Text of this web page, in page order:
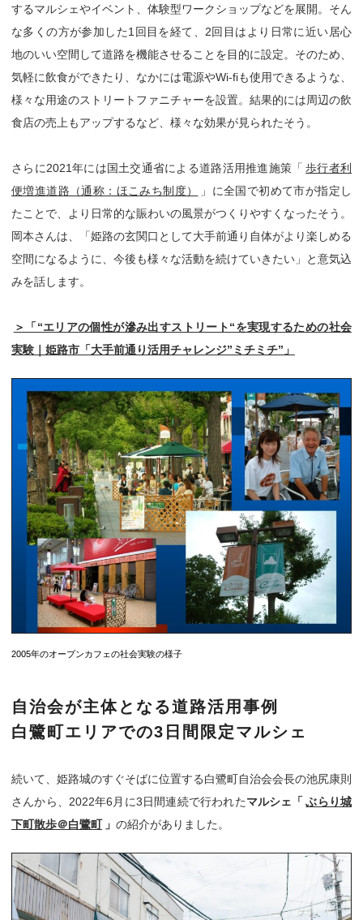
するマルシェやイベント、体験型ワークショップなどを展開。そん
な多くの方が参加した1回目を経て、2回目はより日常に近い居心
地のいい空間して道路を機能させることを目的に設定。そのため、
気軽に飲食ができたり、なかには電源やWi-fiも使用できるような、
様々な用途のストリートファニチャーを設置。結果的には周辺の飲
食店の売上もアップするなど、様々な効果が見られたそう。
さらに2021年には国土交通省による道路活用推進施策「 歩行者利
便増進道路（通称：ほこみち制度）
」に全国で初めて市が指定し
たことで、より日常的な賑わいの風景がつくりやすくなったそう。
岡本さんは、「姫路の玄関口として大手前通り自体がより楽しめる
空間になるように、今後も様々な活動を続けていきたい」と意気込
みを話します。
＞「“エリアの個性が滲み出すストリート“を実現するための社会
実験｜姫路市「大手前通り活用チャレンジ”ミチミチ”」
2005年のオープンカフェの社会実験の様子
自治会が主体となる道路活用事例
白鷺町エリアでの3日間限定マルシェ
続いて、姫路城のすぐそばに位置する白鷺町自治会会長の池尻康則
さんから、2022年6月に3日間連続で行われたマルシェ「 ぶらり城
下町散歩＠白鷺町 」 の紹介がありました。